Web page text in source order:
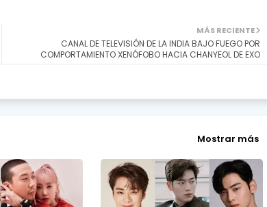
MÁS RECIENTE
CANAL DE TELEVISIÓN DE LA INDIA BAJO FUEGO POR
COMPORTAMIENTO XENÓFOBO HACIA CHANYEOL DE EXO
Mostrar más